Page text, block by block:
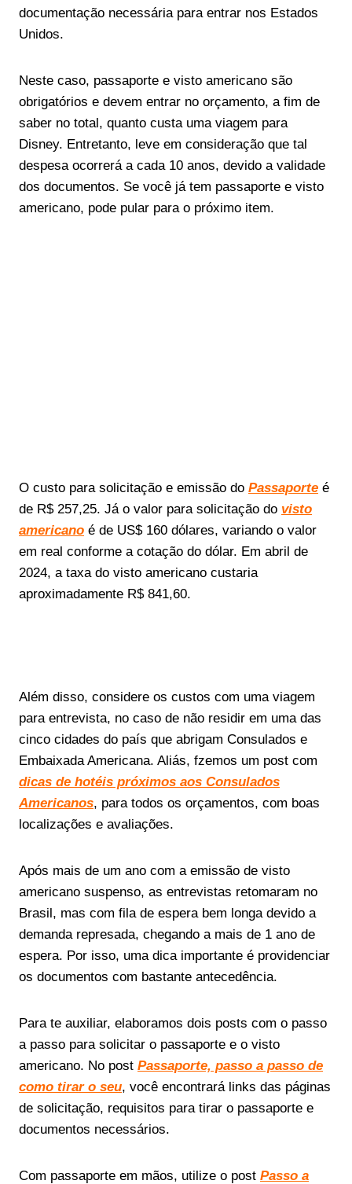
documentação necessária para entrar nos Estados
Unidos.
Neste caso, passaporte e visto americano são
obrigatórios e devem entrar no orçamento, a fim de
saber no total, quanto custa uma viagem para
Disney. Entretanto, leve em consideração que tal
despesa ocorrerá a cada 10 anos, devido a validade
dos documentos. Se você já tem passaporte e visto
americano, pode pular para o próximo item.
O custo para solicitação e emissão do Passaporte é
de R$ 257,25. Já o valor para solicitação do visto
americano é de US$ 160 dólares, variando o valor
em real conforme a cotação do dólar. Em abril de
2024, a taxa do visto americano custaria
aproximadamente R$ 841,60.
Além disso, considere os custos com uma viagem
para entrevista, no caso de não residir em uma das
cinco cidades do país que abrigam Consulados e
Embaixada Americana. Aliás, fzemos um post com
dicas de hotéis próximos aos Consulados
Americanos, para todos os orçamentos, com boas
localizações e avaliações.
Após mais de um ano com a emissão de visto
americano suspenso, as entrevistas retomaram no
Brasil, mas com fila de espera bem longa devido a
demanda represada, chegando a mais de 1 ano de
espera. Por isso, uma dica importante é providenciar
os documentos com bastante antecedência.
Para te auxiliar, elaboramos dois posts com o passo
a passo para solicitar o passaporte e o visto
americano. No post Passaporte, passo a passo de
como tirar o seu, você encontrará links das páginas
de solicitação, requisitos para tirar o passaporte e
documentos necessários.
Com passaporte em mãos, utilize o post Passo a